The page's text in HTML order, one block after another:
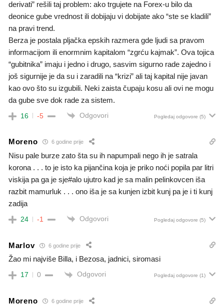
derivati” rešili taj problem: ako trgujete na Forex-u bilo da
deonice gube vrednost ili dobijaju vi dobijate ako “ste se kladili”
na pravi trend.
Berza je postala pljačka epskih razmera gde ljudi sa pravom
informacijom ili enormnim kapitalom “zgrću kajmak”. Ova tojica
“gubitnika” imaju i jedno i drugo, sasvim sigurno rade zajedno i
još sigurnije je da su i zaradili na “krizi” ali taj kapital nije javan
kao ovo što su izgubili. Neki zaista čupaju kosu ali ovi ne mogu
da gube sve dok rade za sistem.
16 -5 Odgovori Pogledaj odgovore (5)
Moreno 6 godine prije
Nisu pale burze zato šta su ih napumpali nego ih je satrala
korona . . . to je isto ka pijančina koja je priko noći popila par litri
viskija pa ga je sje#alo ujutro kad je sa malin pelinkovcen iša
razbit mamurluk . . . ono iša je sa kunjen izbit kunj pa je i ti kunj
zadija
24 -1 Odgovori Pogledaj odgovore (5)
Marlov 6 godine prije
Žao mi najviše Billa, i Bezosa, jadnici, siromasi
17 0 Odgovori Pogledaj odgovore (1)
Moreno 6 godine prije